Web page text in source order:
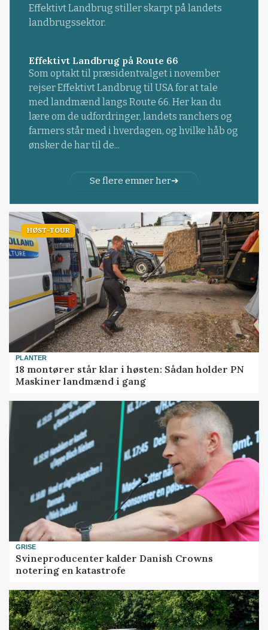
Effektivt Landbrug stiller skarpt på landets
landbrugssektor.
Effektivt Landbrug på Route 66
Som optakt til præsidentvalget i november
rejser Effektivt Landbrug til USA for at tale
med landmænd langs Route 66. Her kan du
lære om de udfordringer, landets ranchers og
farmers står med i hverdagen, og hvilke håb og
ønsker de har til de...
Se flere emner her
HØST-TOUR
PLANTER
18 montører står klar i høsten: Sådan holder PN
Maskiner landmænd i gang
GRISE
Svineproducenter kalder Danish Crowns
notering en katastrofe